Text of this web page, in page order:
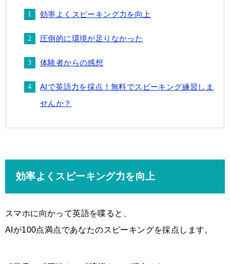
効率よくスピーキング力を向上
圧倒的に環境が足りなかった
体験者からの感想
AIで英語力を採点！無料でスピーキング練習しま
せんか？
効率よくスピーキング力を向上
スマホに向かって英語を喋ると、
AIが100点満点であなたのスピーキングを採点します。